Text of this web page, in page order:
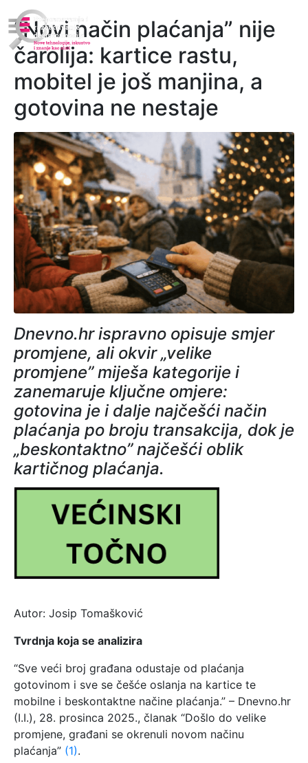
“Novi način plaćanja” nije
čarolija: kartice rastu,
mobitel je još manjina, a
gotovina ne nestaje
Dnevno.hr ispravno opisuje smjer
promjene, ali okvir „velike
promjene” miješa kategorije i
zanemaruje ključne omjere:
gotovina je i dalje najčešći način
plaćanja po broju transakcija, dok je
„beskontaktno” najčešći oblik
kartičnog plaćanja.
Autor: Josip Tomašković
Tvrdnja koja se analizira
“Sve veći broj građana odustaje od plaćanja
gotovinom i sve se češće oslanja na kartice te
mobilne i beskontaktne načine plaćanja.” – Dnevno.hr
(I.I.), 28. prosinca 2025., članak “Došlo do velike
promjene, građani se okrenuli novom načinu
plaćanja” (1).